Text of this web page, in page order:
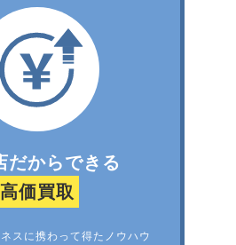
だからできる
高価買取
スに携わって得たノウハウ